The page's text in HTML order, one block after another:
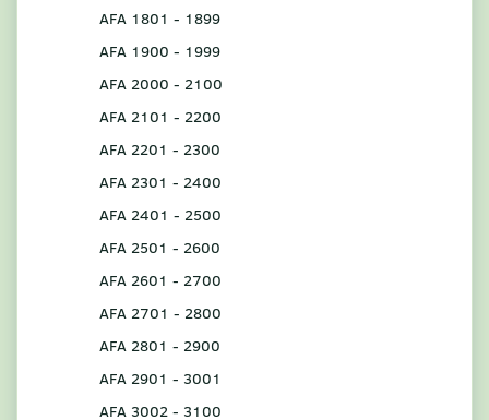
AFA 1801 - 1899
AFA 1900 - 1999
AFA 2000 - 2100
AFA 2101 - 2200
AFA 2201 - 2300
AFA 2301 - 2400
AFA 2401 - 2500
AFA 2501 - 2600
AFA 2601 - 2700
AFA 2701 - 2800
AFA 2801 - 2900
AFA 2901 - 3001
AFA 3002 - 3100